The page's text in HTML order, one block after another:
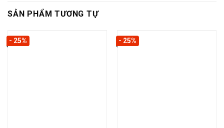
SẢN PHẨM TƯƠNG TỰ
- 25% - 25%